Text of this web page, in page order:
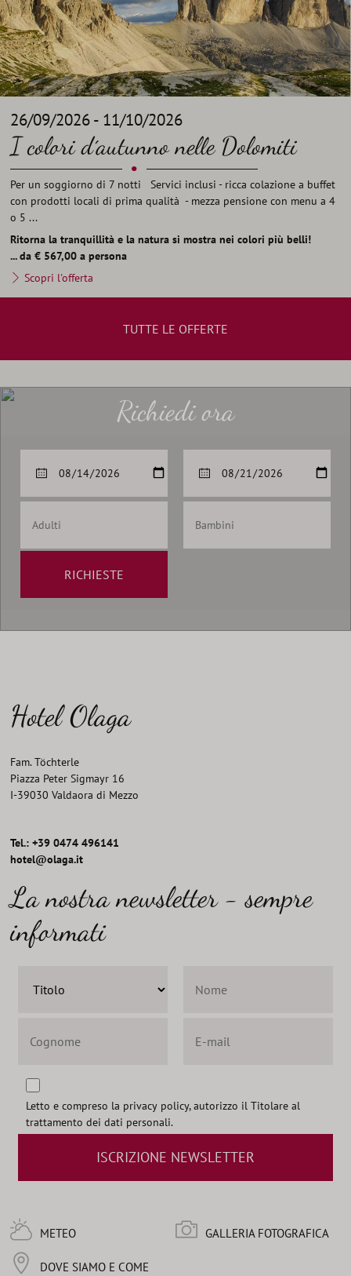
26/09/2026 - 11/10/2026
I colori d´autunno nelle Dolomiti
•
Per un soggiorno di 7 notti Servici inclusi - ricca colazione a buffet
con prodotti locali di prima qualità - mezza pensione con menu a 4
o 5 ...
Ritorna la tranquillità e la natura si mostra nei colori più belli!
... da € 567,00 a persona
Scopri l'offerta
TUTTE LE OFFERTE
Richiedi ora
RICHIESTE
Hotel Olaga
Fam. Töchterle
Piazza Peter Sigmayr 16
I-39030 Valdaora di Mezzo
Tel.: +39 0474 496141
hotel@olaga.it
La nostra newsletter - sempre
informati
Letto e compreso la privacy policy, autorizzo il Titolare al
trattamento dei dati personali.
ISCRIZIONE NEWSLETTER
METEO GALLERIA FOTOGRAFICA
DOVE SIAMO E COME